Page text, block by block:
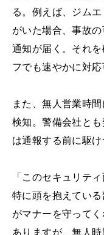
る。例えば、ジム
がいた場合、事故
通知が届く。それ
フでも速やかに対応
また、無人営業時
検知。警備会社と
は通報する前に駆け
「このセキュリテ
特に頭を抱えてい
がマナーを守って
ありますが、無人